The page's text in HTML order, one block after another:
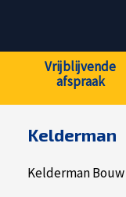
Vrijblijvende
afspraak
Kelderman
Kelderman Bouw